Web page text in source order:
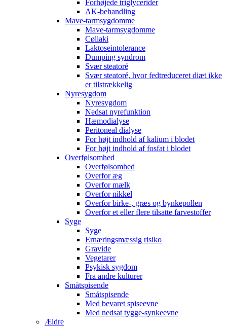
Forhøjede triglycerider
AK-behandling
Mave-tarmsygdomme
Mave-tarmsygdomme
Cøliaki
Laktoseintolerance
Dumping syndrom
Svær steatoré
Svær steatoré, hvor fedtreduceret diæt ikke
er tilstrækkelig
Nyresygdom
Nyresygdom
Nedsat nyrefunktion
Hæmodialyse
Peritoneal dialyse
For højt indhold af kalium i blodet
For højt indhold af fosfat i blodet
Overfølsomhed
Overfølsomhed
Overfor æg
Overfor mælk
Overfor nikkel
Overfor birke-, græs og bynkepollen
Overfor et eller flere tilsatte farvestoffer
Syge
Syge
Ernæringsmæssig risiko
Gravide
Vegetarer
Psykisk sygdom
Fra andre kulturer
Småtspisende
Småtspisende
Med bevaret spiseevne
Med nedsat tygge-synkeevne
Ældre